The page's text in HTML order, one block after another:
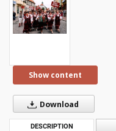
Show content
Download
DESCRIPTION